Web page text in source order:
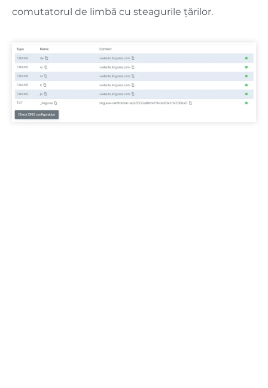
comutatorul de limbă cu steagurile țărilor.